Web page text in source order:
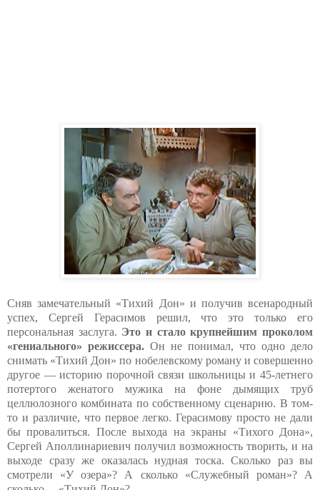
Сняв замечательный «Тихий Дон» и получив всенародный
успех, Сергей Герасимов решил, что это только его
персональная заслуга. Это и стало крупнейшим проколом
«гениального» режиссера. Он не понимал, что одно дело
снимать «Тихий Дон» по нобелевскому роману и совершенно
другое — историю порочной связи школьницы и 45-летнего
потертого женатого мужика на фоне дымящих труб
целлюлозного комбината по собственному сценарию. В том-
то и различие, что первое легко. Герасимову просто не дали
бы провалиться. После выхода на экраны «Тихого Дона»,
Сергей Аполлинариевич получил возможность творить, и на
выходе сразу же оказалась нудная тоска. Сколько раз вы
смотрели «У озера»? А сколько «Служебный роман»? А